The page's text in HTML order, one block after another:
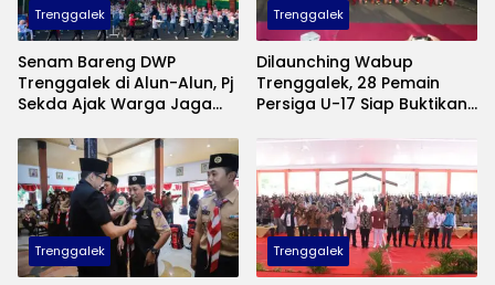
Trenggalek
Senam Bareng DWP
Trenggalek di Alun-Alun, Pj
Sekda Ajak Warga Jaga
Produk UMKM
Trenggalek
Dilaunching Wabup
Trenggalek, 28 Pemain
Persiga U-17 Siap Buktikan
Trenggalek Trenggalek